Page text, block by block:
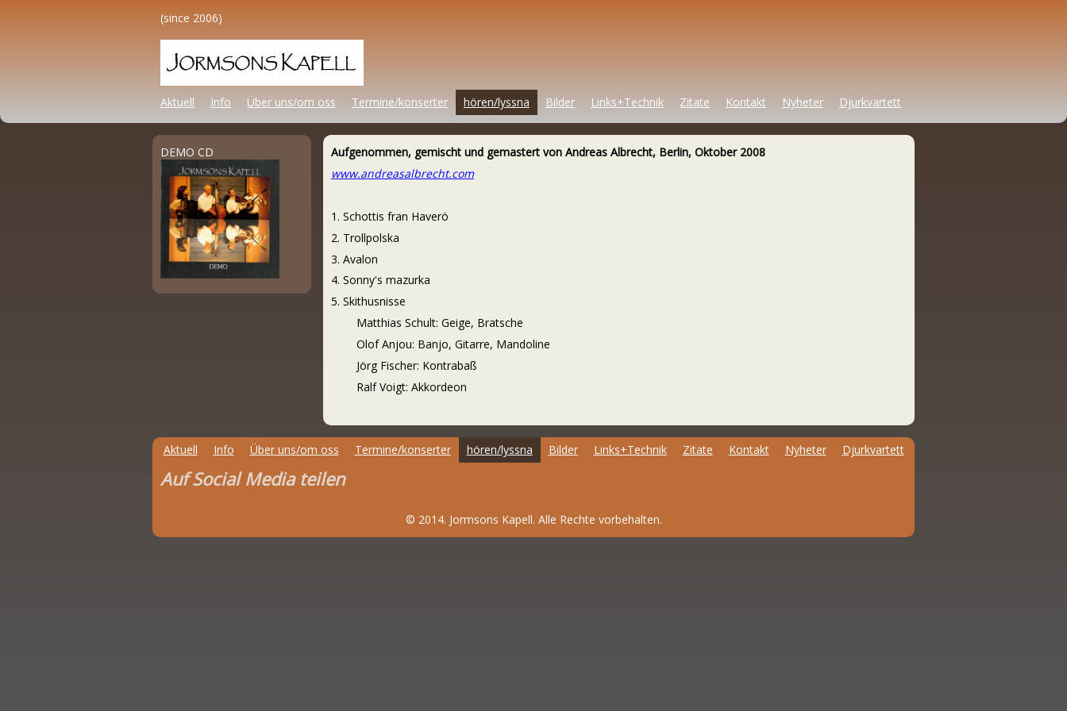
(since 2006)
Aktuell Info Über uns/om oss Termine/konserter hören/lyssna Bilder Links+Technik Zitate Kontakt Nyheter Djurkvartett
DEMO CD
Aufgenommen, gemischt und gemastert von Andreas Albrecht, Berlin, Oktober 2008
www.andreasalbrecht.com
1. Schottis fran Haverö
2. Trollpolska
3. Avalon
4. Sonny's mazurka
5. Skithusnisse
Matthias Schult: Geige, Bratsche
Olof Anjou: Banjo, Gitarre, Mandoline
Jörg Fischer: Kontrabaß
Ralf Voigt: Akkordeon
Aktuell Info Über uns/om oss Termine/konserter hören/lyssna Bilder Links+Technik Zitate Kontakt Nyheter Djurkvartett
Auf Social Media teilen
© 2014. Jormsons Kapell. Alle Rechte vorbehalten.